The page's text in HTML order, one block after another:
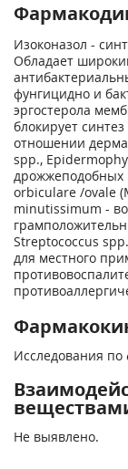
Изоконазол -
Обладает
фунгицидно и
эргостерола
блокирует
отношении
spp.,
дрожжеподобных
orbiculare /ovale
minutissimum -
Streptococcus
для местного
Исследования
Не выявлено.